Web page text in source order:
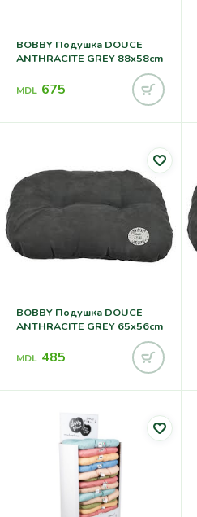
BOBBY Подушка DOUCE
ANTHRACITE GREY 88x58cm
MDL 675
BOBBY Подушка DOUCE
ANTHRACITE GREY 65x56cm
MDL 485